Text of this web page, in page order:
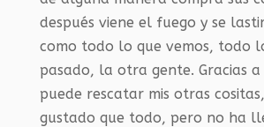
después viene el fuego y se
como todo lo que vemos, todo
pasado, la otra gente. Gracias
puede rescatar mis otras
gustado que todo, pero no ha